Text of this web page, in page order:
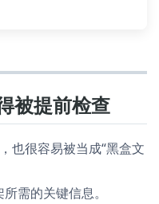
被提前检查
也很容易被当成“黑盒文
需的关键信息。